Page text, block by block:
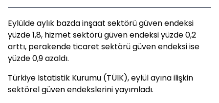
Eylülde aylık bazda inşaat sektörü güven endeksi
yüzde 1,8, hizmet sektörü güven endeksi yüzde 0,2
arttı, perakende ticaret sektörü güven endeksi ise
yüzde 0,9 azaldı.
Türkiye İstatistik Kurumu (TÜİK), eylül ayına ilişkin
sektörel güven endekslerini yayımladı.